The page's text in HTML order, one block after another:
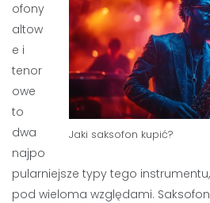
Jaki saksofon kupić?
ofony
altow
e i
tenor
owe
to
dwa
najpo
pularniejsze typy tego
pod wieloma względami.